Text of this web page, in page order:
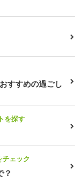
すすめの過ごし
を探す
ェック
？